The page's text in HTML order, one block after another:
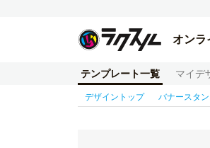
オンラ
テンプレート一覧 マイデ
デザイントップ バナースタ